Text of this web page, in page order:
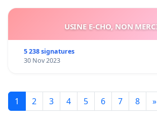
USINE E-CHO, NON
5 238 signatures
30 Nov 2023
1 2 3 4 5 6 7 8 »